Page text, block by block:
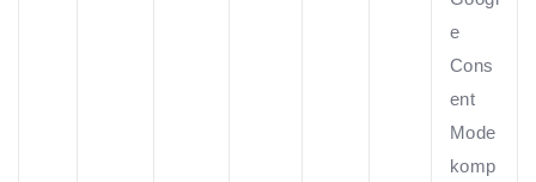
e
Cons
ent
Mode
komp